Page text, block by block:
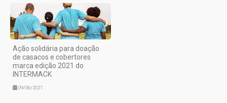
Ação solidária para doação
de casacos e cobertores
marca edição 2021 do
INTERMACK
09/06/2021